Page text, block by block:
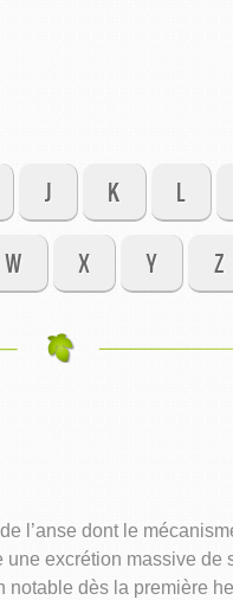
J K L
W X Y Z
dont le
excrétion massive de
dès la première